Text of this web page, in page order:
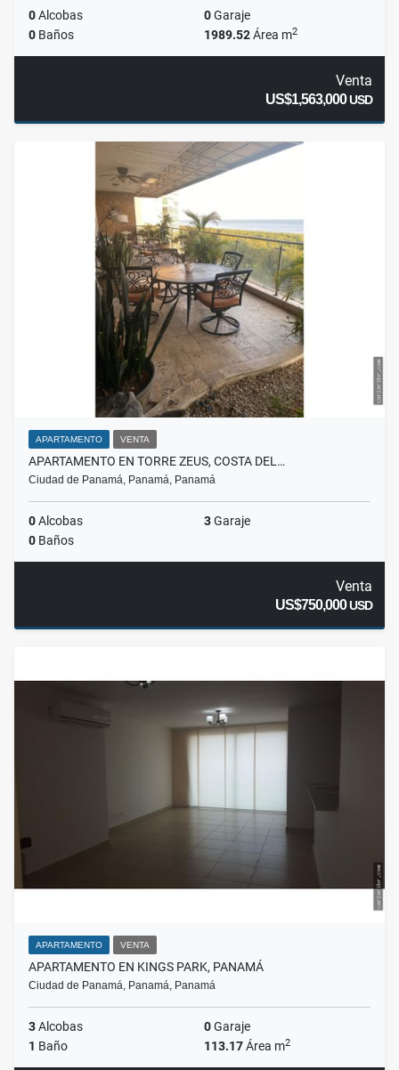
0Alcobas 0Garaje
0 Baños 1989.52Área m2
Venta
US$1,563,000USD
APARTAMENTO VENTA
APARTAMENTO EN TORRE ZEUS, COSTA DEL…
Ciudad de Panamá, Panamá, Panamá
0Alcobas 3Garaje
0 Baños
Venta
US$750,000USD
APARTAMENTO VENTA
APARTAMENTO EN KINGS PARK, PANAMÁ
Ciudad de Panamá, Panamá, Panamá
3Alcobas 0Garaje
1 Baño 113.17Área m2